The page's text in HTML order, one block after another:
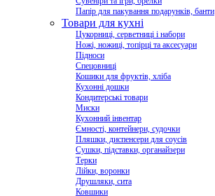
Папір для пакування подарунків, банти
Товари для кухні
Цукорниці, серветниці і набори
Ножі, ножиці, топірці та аксесуари
Підноси
Спецовниці
Кошики для фруктів, хліба
Кухонні дошки
Кондитерські товари
Миски
Кухонний інвентар
Ємності, контейнери, судочки
Пляшки, диспенсери для соусів
Сушки, підставки, органайзери
Терки
Лійки, воронки
Друшляки, сита
Ковшики